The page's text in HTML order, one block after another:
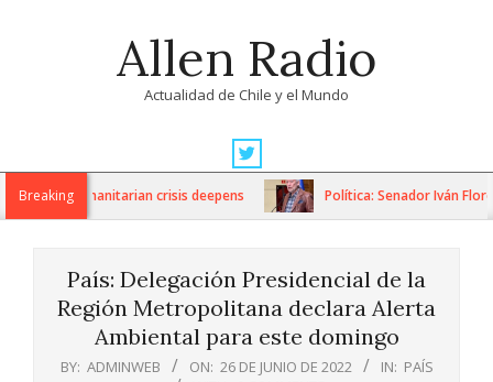
Allen Radio
Actualidad de Chile y el Mundo
Navigation
MenuBreaking
as humanitarian crisis deepens Política: Senador Iván Flores
País: Delegación Presidencial de la
Región Metropolitana declara Alerta
Ambiental para este domingo
BY: ADMINWEB ON: 26 DE JUNIO DE 2022 IN: PAÍS